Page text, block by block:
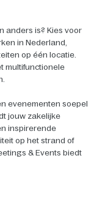
anders is? Kies voor
in Nederland,
op één locatie.
multifunctionele
evenementen soepel
jouw zakelijke
inspirerende
op het strand of
& Events biedt